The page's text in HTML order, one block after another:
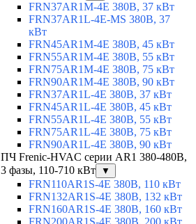
FRN37AR1M-4E 380В, 37 кВт
FRN37AR1L-4E-MS 380В, 37
кВт
FRN45AR1M-4E 380В, 45 кВт
FRN55AR1M-4E 380В, 55 кВт
FRN75AR1M-4E 380В, 75 кВт
FRN90AR1M-4E 380В, 90 кВт
FRN37AR1L-4E 380В, 37 кВт
FRN45AR1L-4E 380В, 45 кВт
FRN55AR1L-4E 380В, 55 кВт
FRN75AR1L-4E 380В, 75 кВт
FRN90AR1L-4E 380В, 90 кВт
ПЧ Frenic-HVAC серии AR1 380-480В,
3 фазы, 110-710 кВт
▼
FRN110AR1S-4E 380В, 110 кВт
FRN132AR1S-4E 380В, 132 кВт
FRN160AR1S-4E 380В, 160 кВт